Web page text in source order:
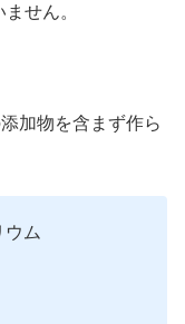
せん。
加物を含まず作ら
ウム